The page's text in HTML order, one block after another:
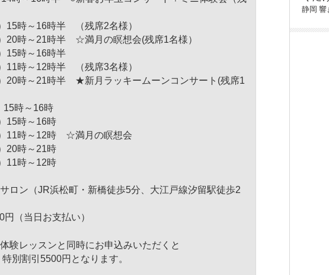
15時～16時半 （残席2名様）
20時～21時半 ☆満月の瞑想会(残席1名様）
15時～16時半
11時～12時半 （残席3名様）
20時～21時半 ★新月ラッキームーンコンサート(残席1
15時～16時
15時～16時
11時～12時 ☆満月の瞑想会
20時～21時
11時～12時
ロン（JR浜松町・新橋徒歩5分、 大江戸線汐留駅徒歩2
円（当日お支払い）
験レッスンと同時にお申込みいただくと
割引5500円となります。
静岡 響